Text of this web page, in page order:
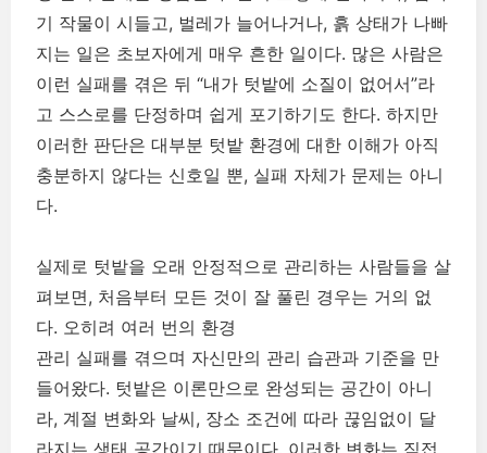
기 작물이 시들고, 벌레가 늘어나거나, 흙 상태가 나빠
지는 일은 초보자에게 매우 흔한 일이다. 많은 사람은
이런 실패를 겪은 뒤 “내가 텃밭에 소질이 없어서”라
고 스스로를 단정하며 쉽게 포기하기도 한다. 하지만
이러한 판단은 대부분 텃밭 환경에 대한 이해가 아직
충분하지 않다는 신호일 뿐, 실패 자체가 문제는 아니
다.
실제로 텃밭을 오래 안정적으로 관리하는 사람들을 살
펴보면, 처음부터 모든 것이 잘 풀린 경우는 거의 없
다. 오히려 여러 번의 환경
관리 실패를 겪으며 자신만의 관리 습관과 기준을 만
들어왔다. 텃밭은 이론만으로 완성되는 공간이 아니
라, 계절 변화와 날씨, 장소 조건에 따라 끊임없이 달
라지는 생태 공간이기 때문이다. 이러한 변화는 직접